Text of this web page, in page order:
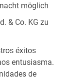
möglich
& Co. KG zu
éxitos
entusiasma.
de